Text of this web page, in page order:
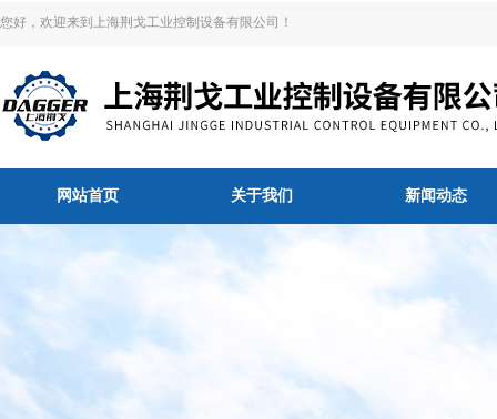
您好，欢迎来到上海荆戈工业控制设备有限公司！
网站首页 关于我们 新闻动态